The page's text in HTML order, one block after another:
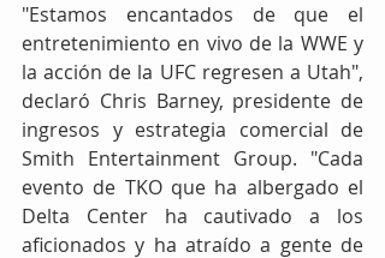
"Estamos encantados de que el
entretenimiento en vivo de la WWE y
la acción de la UFC regresen a Utah",
declaró Chris Barney, presidente de
ingresos y estrategia comercial de
Smith Entertainment Group. "Cada
evento de TKO que ha albergado el
Delta Center ha cautivado a los
aficionados y ha atraído a gente de